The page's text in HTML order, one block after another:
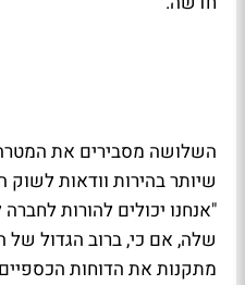
השלושה מסבירים את
שיותר בהירות וודאות
"אנחנו יכולים להורות
שלה, אם כי, ברוב הגדול של
מתקנות את הדוחות